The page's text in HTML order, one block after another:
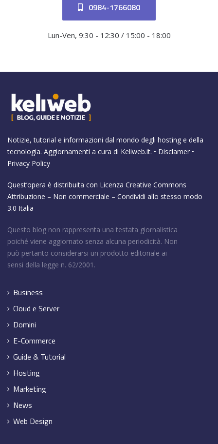
0984-1766080
Lun-Ven, 9:30 - 12:30 / 15:00 - 18:00
Notizie, tutorial e informazioni dal mondo degli hosting e della
tecnologia. Aggiornamenti a cura di Keliweb.it. • Disclamer •
Privacy Policy
Quest’opera è distribuita con Licenza Creative Commons
Attribuzione – Non commerciale – Condividi allo stesso modo
3.0 Italia
Questo blog non rappresenta una testata giornalistica
poiché viene aggiornato senza alcuna periodicità. Non
può pertanto considerarsi un prodotto editoriale ai
sensi della legge n. 62/2001.
Business
Cloud e Server
Domini
E-Commerce
Guide & Tutorial
Hosting
Marketing
News
Web Design